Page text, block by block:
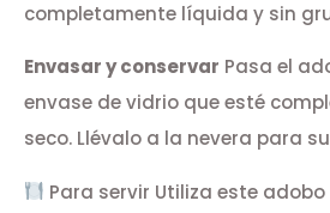
completamente líquida y sin
Envasar y conservar Pasa el
envase de vidrio que esté
seco. Llévalo a la nevera para
Para servir Utiliza este